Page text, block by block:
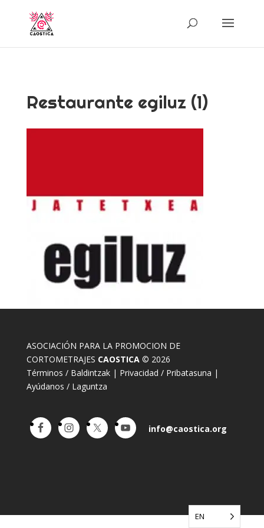
Restaurante egiluz (1)
ASOCIACIÓN PARA LA PROMOCION DE
CORTOMETRAJES CAOSTICA© 2026
Términos / Baldintzak| Privacidad / Pribatasuna |
Ayúdanos / Laguntza
info@caostica.org
EN